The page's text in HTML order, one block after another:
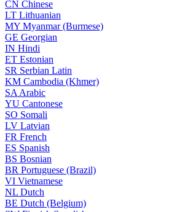
CN Chinese
LT Lithuanian
MY Myanmar (Burmese)
GE Georgian
IN Hindi
ET Estonian
SR Serbian Latin
KM Cambodia (Khmer)
SA Arabic
YU Cantonese
SO Somali
LV Latvian
FR French
ES Spanish
BS Bosnian
BR Portuguese (Brazil)
VI Vietnamese
NL Dutch
BE Dutch (Belgium)